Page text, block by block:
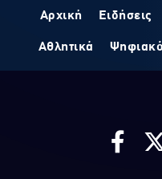
Αρχική Ειδήσεις
Αθλητικά